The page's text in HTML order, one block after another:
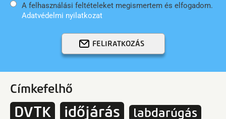
A felhasználási feltételeket megismertem és elfogadom.
Adatvédelmi nyilatkozat
FELIRATKOZÁS
Címkefelhő
DVTK időjárás
labdarúgás